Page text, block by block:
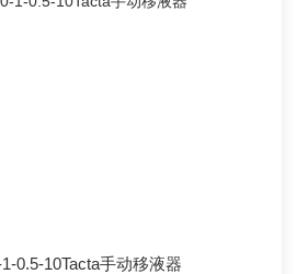
0.5-10Tacta手动移液器